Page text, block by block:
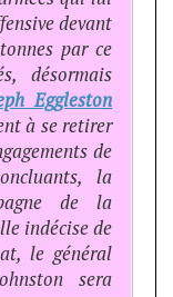
devant
par ce
désormais
Eggleston
à se retirer
de
la
de la
indécise de
le général
sera